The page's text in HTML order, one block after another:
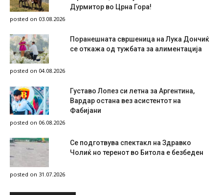
Дурмитор во Црна Гора!
posted on 03.08.2026
Поранешната свршеница на Лука Дончиќ
се откажа од тужбата за алиментација
posted on 04.08.2026
Густаво Лопез си летна за Аргентина,
Вардар остана вез асистентот на
Фабијани
posted on 06.08.2026
Се подготвува спектакл на Здравко
Чолиќ но теренот во Битола е безбеден
posted on 31.07.2026